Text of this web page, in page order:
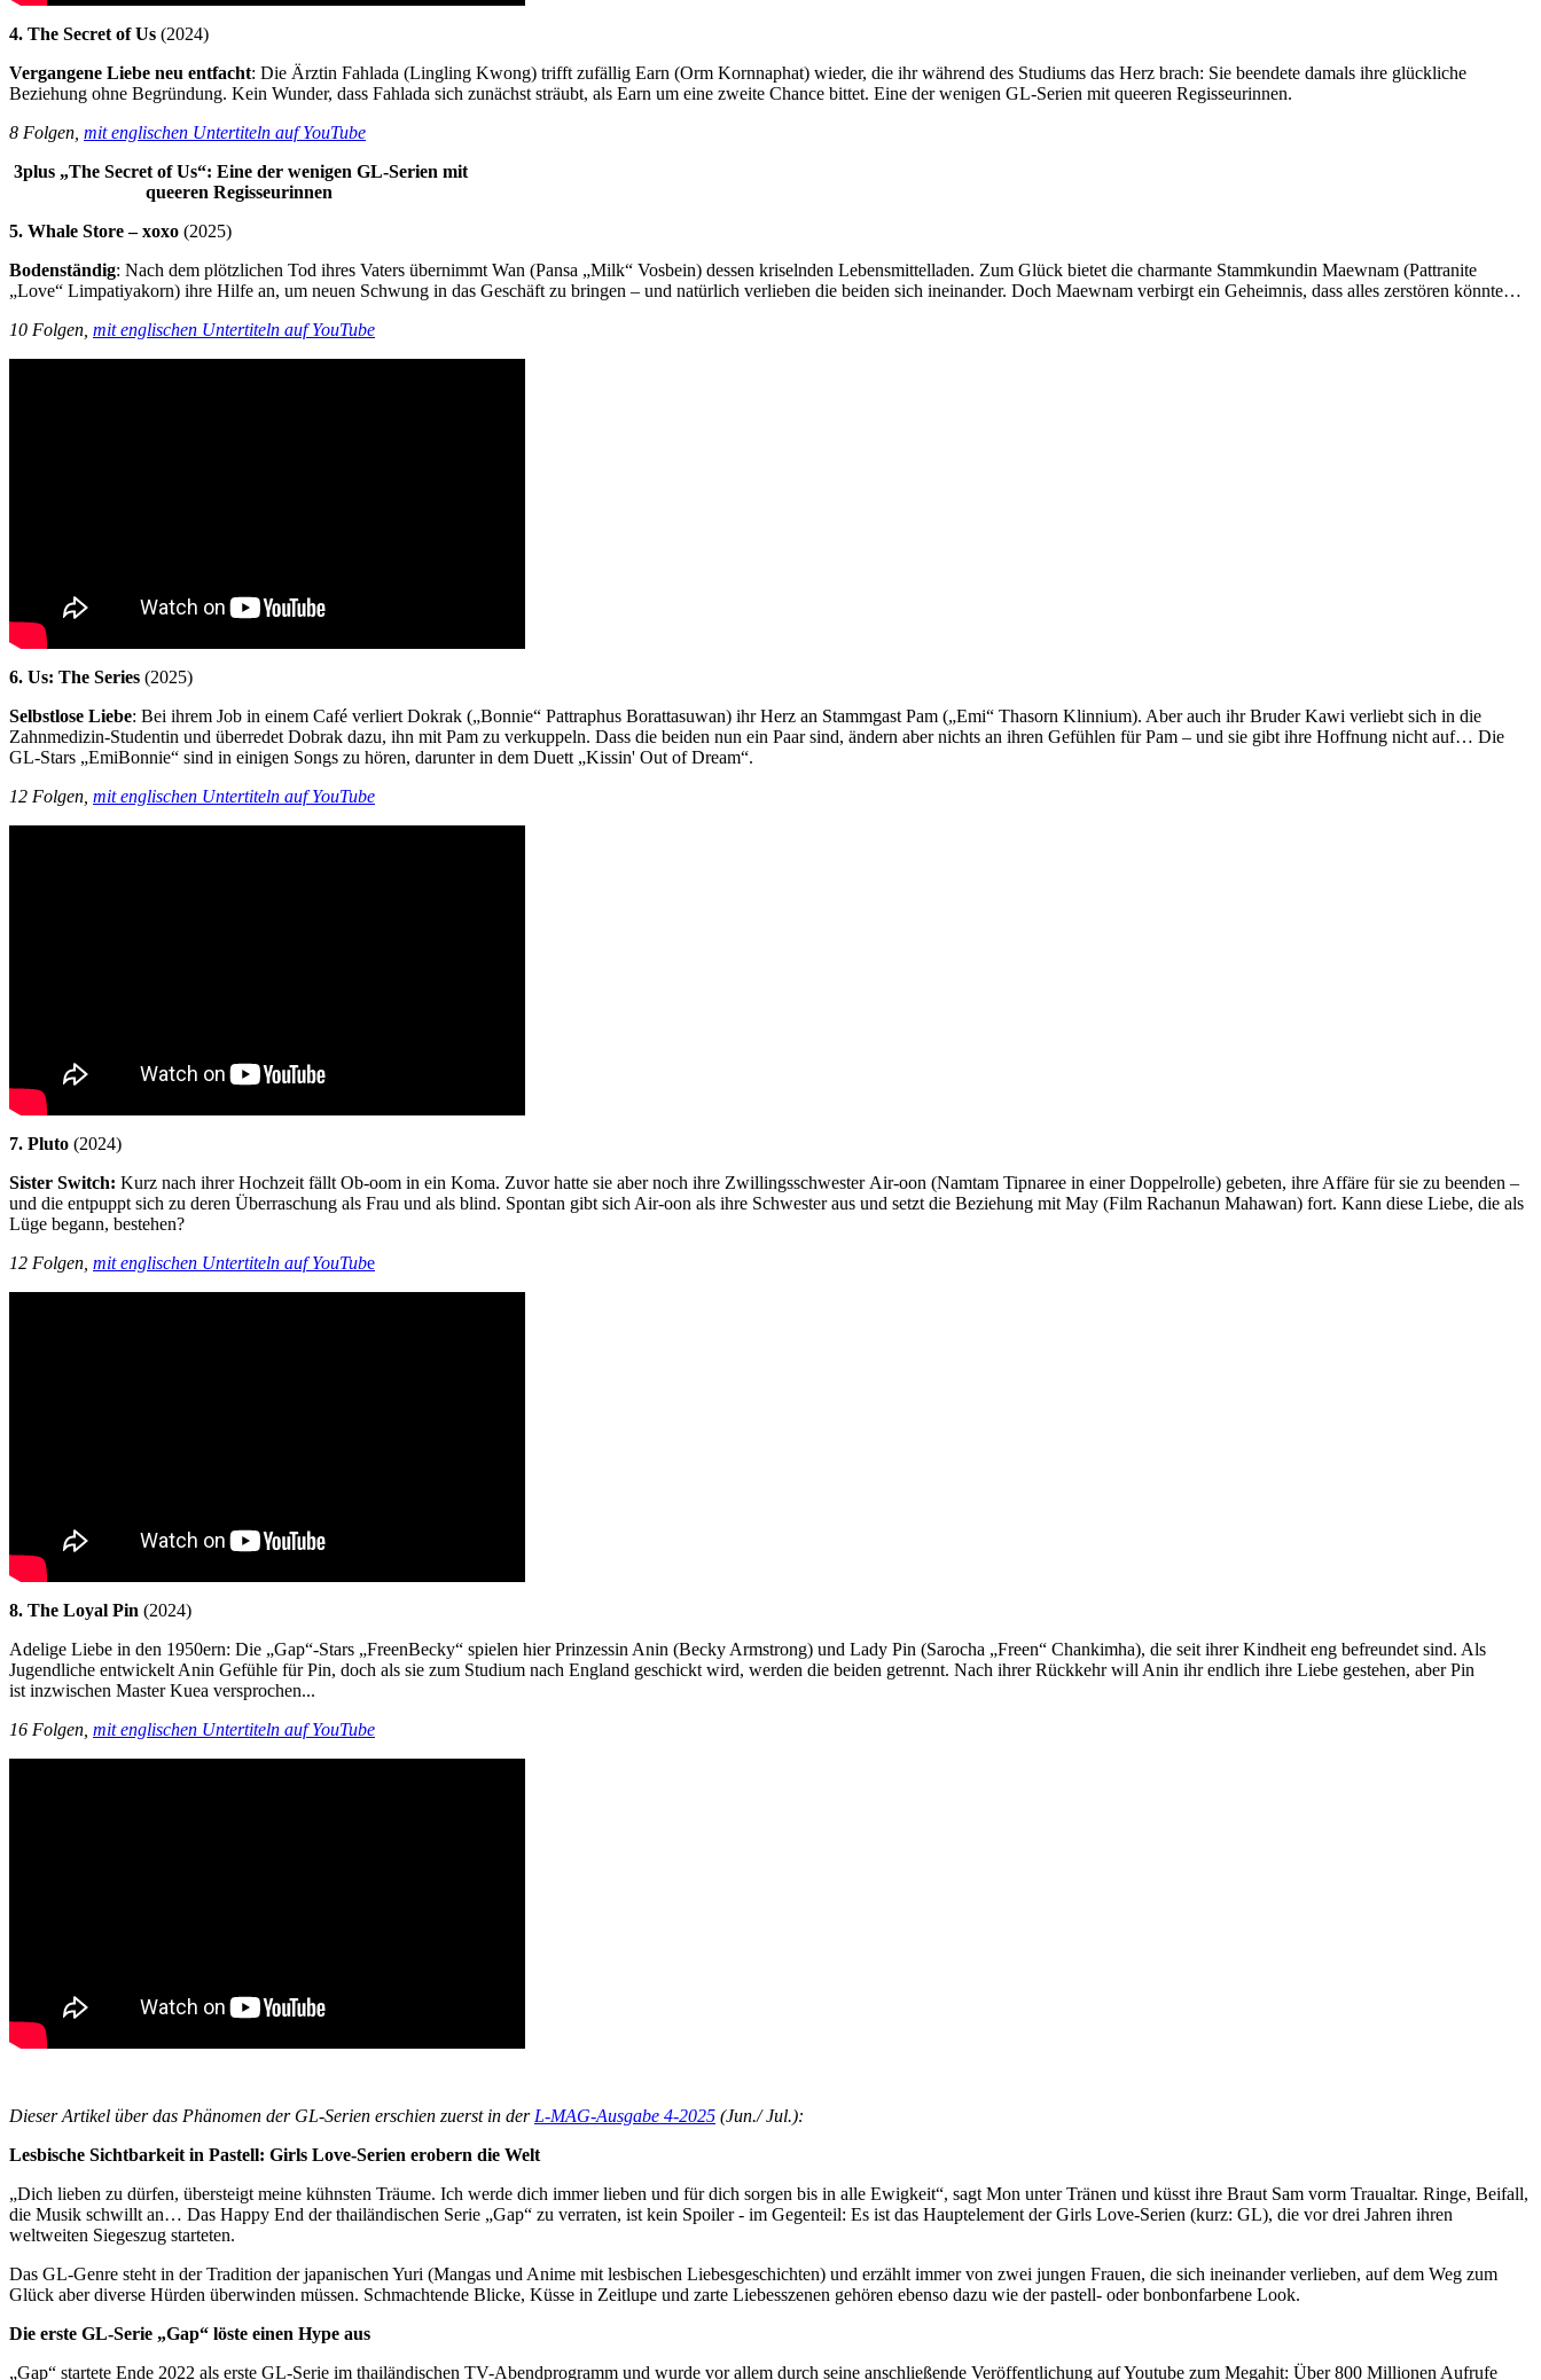
4. The Secret of Us (2024)
Vergangene Liebe neu entfacht: Die Ärztin Fahlada (Lingling Kwong) trifft zufällig Earn (Orm Kornnaphat) wieder, die ihr während des Studiums das Herz brach: Sie beendete damals ihre glückliche
Beziehung ohne Begründung. Kein Wunder, dass Fahlada sich zunächst sträubt, als Earn um eine zweite Chance bittet. Eine der wenigen GL-Serien mit queeren Regisseurinnen.
8 Folgen, mit englischen Untertiteln auf YouTube
3plus „The Secret of Us“: Eine der wenigen GL-Serien mit
queeren Regisseurinnen
5. Whale Store – xoxo (2025)
Bodenständig: Nach dem plötzlichen Tod ihres Vaters übernimmt Wan (Pansa „Milk“ Vosbein) dessen kriselnden Lebensmittelladen. Zum Glück bietet die charmante Stammkundin Maewnam (Pattranite
„Love“ Limpatiyakorn) ihre Hilfe an, um neuen Schwung in das Geschäft zu bringen – und natürlich verlieben die beiden sich ineinander. Doch Maewnam verbirgt ein Geheimnis, dass alles zerstören könnte…
10 Folgen, mit englischen Untertiteln auf YouTube
6. Us: The Series (2025)
Selbstlose Liebe: Bei ihrem Job in einem Café verliert Dokrak („Bonnie“ Pattraphus Borattasuwan) ihr Herz an Stammgast Pam („Emi“ Thasorn Klinnium). Aber auch ihr Bruder Kawi verliebt sich in die
Zahnmedizin-Studentin und überredet Dobrak dazu, ihn mit Pam zu verkuppeln. Dass die beiden nun ein Paar sind, ändern aber nichts an ihren Gefühlen für Pam – und sie gibt ihre Hoffnung nicht auf… Die
GL-Stars „EmiBonnie“ sind in einigen Songs zu hören, darunter in dem Duett „Kissin' Out of Dream“.
12 Folgen, mit englischen Untertiteln auf YouTube
7. Pluto (2024)
Sister Switch: Kurz nach ihrer Hochzeit fällt Ob-oom in ein Koma. Zuvor hatte sie aber noch ihre Zwillingsschwester Air-oon (Namtam Tipnaree in einer Doppelrolle) gebeten, ihre Affäre für sie zu beenden –
und die entpuppt sich zu deren Überraschung als Frau und als blind. Spontan gibt sich Air-oon als ihre Schwester aus und setzt die Beziehung mit May (Film Rachanun Mahawan) fort. Kann diese Liebe, die als
Lüge begann, bestehen?
12 Folgen, mit englischen Untertiteln auf YouTube
8. The Loyal Pin (2024)
Adelige Liebe in den 1950ern: Die „Gap“-Stars „FreenBecky“ spielen hier Prinzessin Anin (Becky Armstrong) und Lady Pin (Sarocha „Freen“ Chankimha), die seit ihrer Kindheit eng befreundet sind. Als
Jugendliche entwickelt Anin Gefühle für Pin, doch als sie zum Studium nach England geschickt wird, werden die beiden getrennt. Nach ihrer Rückkehr will Anin ihr endlich ihre Liebe gestehen, aber Pin
ist inzwischen Master Kuea versprochen...
16 Folgen, mit englischen Untertiteln auf YouTube
Dieser Artikel über das Phänomen der GL-Serien erschien zuerst in derL-MAG-Ausgabe 4-2025 (Jun./ Jul.):
Lesbische Sichtbarkeit in Pastell: Girls Love-Serien erobern die Welt
„Dich lieben zu dürfen, übersteigt meine kühnsten Träume. Ich werde dich immer lieben und für dich sorgen bis in alle Ewigkeit“, sagt Mon unter Tränen und küsst ihre Braut Sam vorm Traualtar. Ringe, Beifall,
die Musik schwillt an… Das Happy End der thailändischen Serie „Gap“ zu verraten, ist kein Spoiler - im Gegenteil: Es ist das Hauptelement der Girls Love-Serien (kurz: GL), die vor drei Jahren ihren
weltweiten Siegeszug starteten.
Das GL-Genre steht in der Tradition der japanischen Yuri (Mangas und Anime mit lesbischen Liebesgeschichten) und erzählt immer von zwei jungen Frauen, die sich ineinander verlieben, auf dem Weg zum
Glück aber diverse Hürden überwinden müssen. Schmachtende Blicke, Küsse in Zeitlupe und zarte Liebesszenen gehören ebenso dazu wie der pastell- oder bonbonfarbene Look.
Die erste GL-Serie „Gap“ löste einen Hype aus
„Gap“ startete Ende 2022 als erste GL-Serie im thailändischen TV-Abendprogramm und wurde vor allem durch seine anschließende Veröffentlichung auf Youtube zum Megahit: Über 800 Millionen Aufrufe